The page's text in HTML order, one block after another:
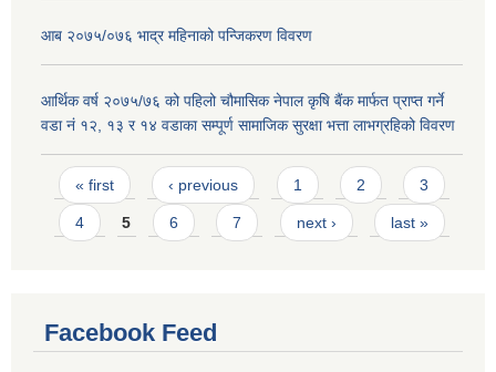
आब २०७५/०७६ भाद्र महिनाको पन्जिकरण विवरण
आर्थिक वर्ष २०७५/७६ को पहिलो चौमासिक नेपाल कृषि बैंक मार्फत प्राप्त गर्ने
वडा नं १२, १३ र १४ वडाका सम्पूर्ण सामाजिक सुरक्षा भत्ता लाभग्रहिको विवरण
Pages
« first ‹ previous 1 2 3
4 5 6 7 next › last »
Facebook Feed